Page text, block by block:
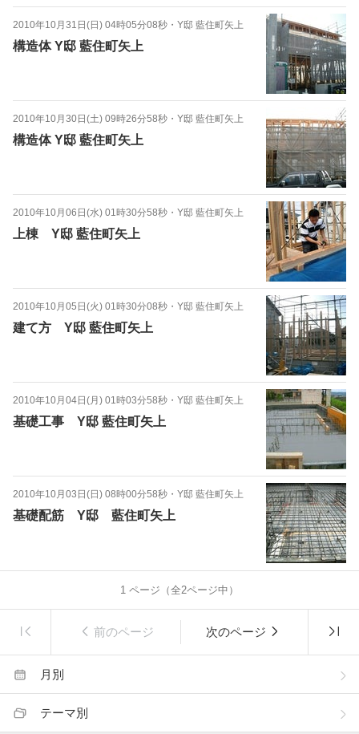
2010年10月31日(日) 04時05分08秒 ・ Y邸 藍住町矢上
構造体 Y邸 藍住町矢上
2010年10月30日(土) 09時26分58秒 ・ Y邸 藍住町矢上
構造体 Y邸 藍住町矢上
2010年10月06日(水) 01時30分58秒 ・ Y邸 藍住町矢上
上棟 Y邸 藍住町矢上
2010年10月05日(火) 01時30分08秒 ・ Y邸 藍住町矢上
建て方 Y邸 藍住町矢上
2010年10月04日(月) 01時03分58秒 ・ Y邸 藍住町矢上
基礎工事 Y邸 藍住町矢上
2010年10月03日(日) 08時00分58秒 ・ Y邸 藍住町矢上
基礎配筋 Y邸 藍住町矢上
1 ページ（全2ページ中）
前のページ 次のページ
月別
テーマ別